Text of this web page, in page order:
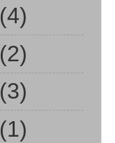
(4)
(2)
(3)
(1)